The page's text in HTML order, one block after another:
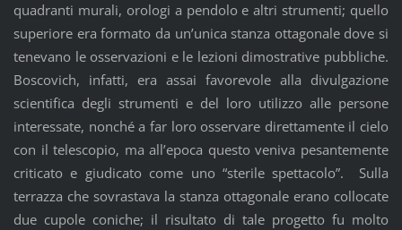
quadranti murali, orologi a pendolo e altri strumenti; quello
superiore era formato da un’unica stanza ottagonale dove si
tenevano le osservazioni e le lezioni dimostrative pubbliche.
Boscovich, infatti, era assai favorevole alla divulgazione
scientifica degli strumenti e del loro utilizzo alle persone
interessate, nonché a far loro osservare direttamente il cielo
con il telescopio, ma all’epoca questo veniva pesantemente
criticato e giudicato come uno “sterile spettacolo”. Sulla
terrazza che sovrastava la stanza ottagonale erano collocate
due cupole coniche; il risultato di tale progetto fu molto